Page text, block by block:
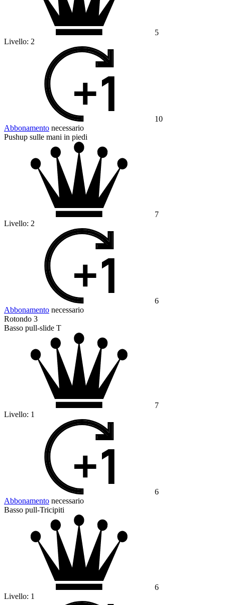
5
Livello: 2
10
Abbonamento necessario
Pushup sulle mani in piedi
7
Livello: 2
6
Abbonamento necessario
Rotondo 3
Basso pull-slide T
7
Livello: 1
6
Abbonamento necessario
Basso pull-Tricipiti
6
Livello: 1